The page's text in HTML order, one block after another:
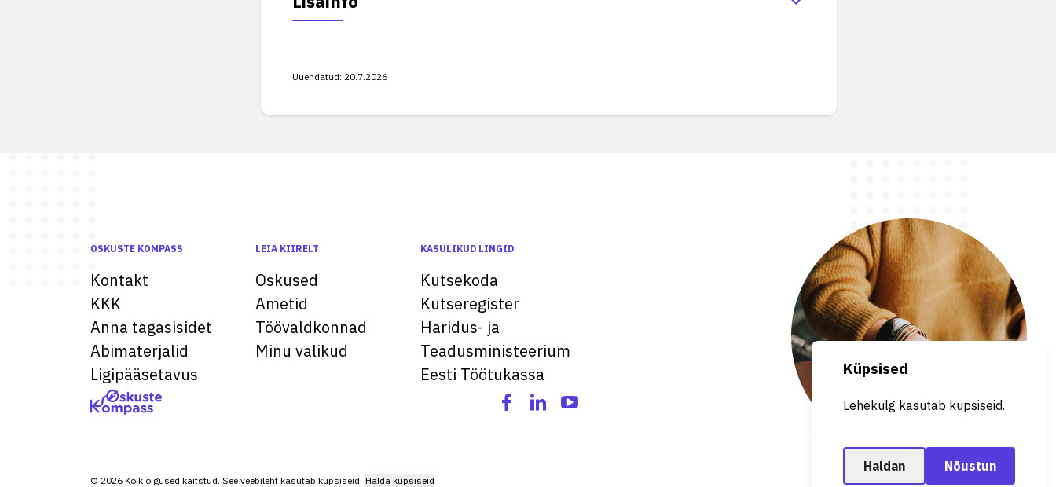
Uuendatud: 20.7.2026
OSKUSTE KOMPASS
Kontakt
KKK
Anna tagasisidet
Abimaterjalid
Ligipääsetavus
LEIA KIIRELT
Oskused
Ametid
Töövaldkonnad
Minu valikud
KASULIKUD LINGID
Kutsekoda
Kutseregister
Haridus- ja
Teadusministeerium
Eesti Töötukassa
© 2026 Kõik õigused kaitstud. See veebileht kasutab küpsiseid. Halda küpsiseid
Küpsised
Lehekülg kasutab küpsiseid.
Haldan Nõustun